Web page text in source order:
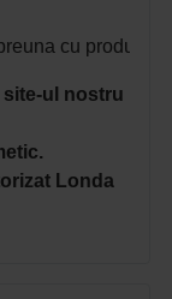
cu
ul nostru
Londa